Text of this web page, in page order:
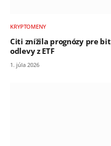
KRYPTOMENY
Citi znížila prognózy pre
odlevy z ETF
1. júla 2026